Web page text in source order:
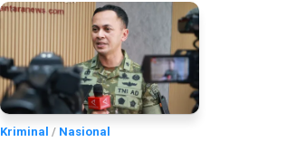
Kriminal / Nasional